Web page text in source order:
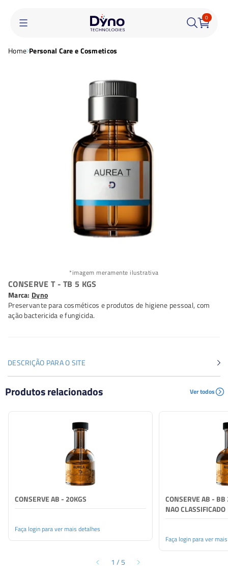
0
Home Personal Care e Cosmeticos
*imagem meramente ilustrativa
CONSERVE T - TB 5 KGS
Marca: Dyno
Preservante para cosméticos e produtos de higiene pessoal, com
ação bactericida e fungicida.
DESCRIÇÃO PARA O SITE
Preservante para cosméticos e produtos de higiene
pessoal, com ação bactericida e fungicida.
Produtos relacionados Ver todos
CONSERVE AB - 20KGS
Faça login para ver mais detalhes
CONSERVE AB -
NAO CLASSIFICADO
Faça login para ver
1 /5